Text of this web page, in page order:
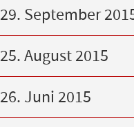
29. September
25. August 2015
26. Juni 2015